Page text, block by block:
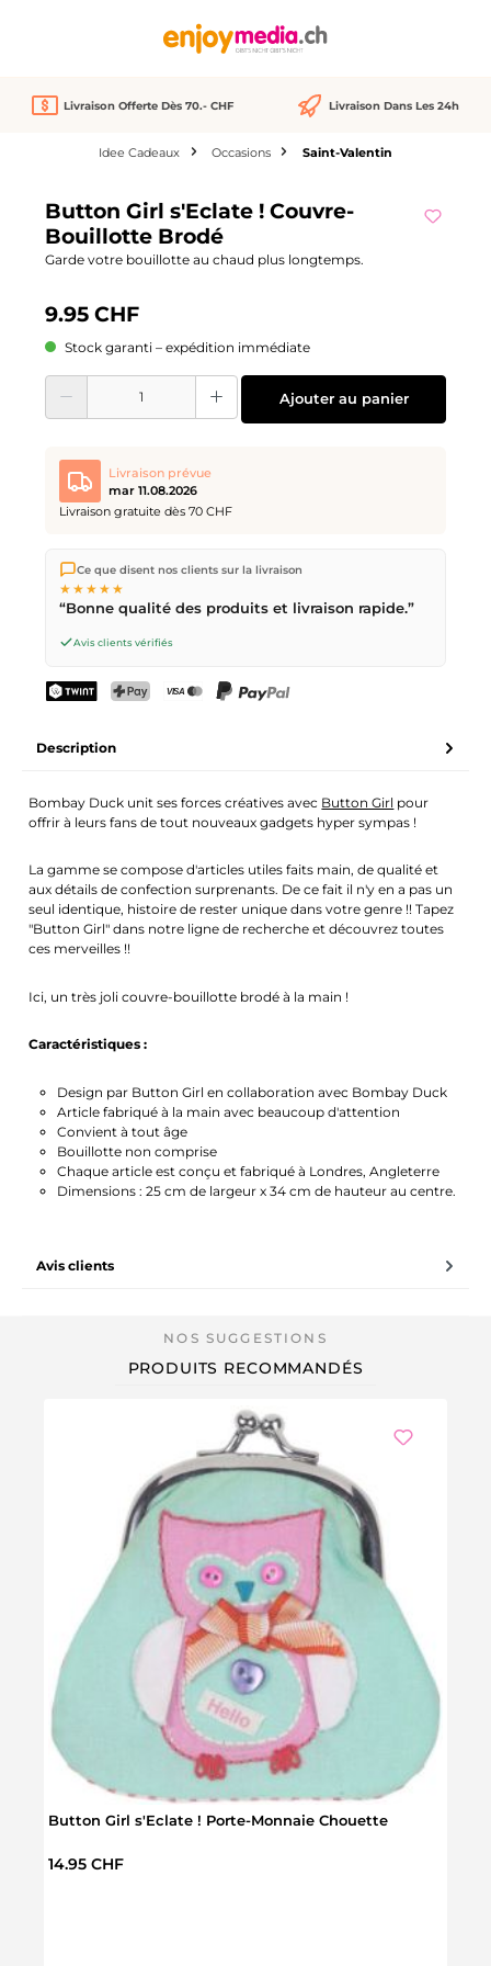
Livraison Offerte Dès 70.- CHF Livraison Dans Les 24h
Idee Cadeaux Occasions Saint-Valentin
Button Girl s'Eclate ! Couvre-
Bouillotte Brodé
Garde votre bouillotte au chaud plus longtemps.
9.95 CHF
Stock garanti – expédition immédiate
Quantité de produit : Entrez la quantité souhaitée ou utilisez les boutons
Ajouter au panier
Livraison prévue
mar 11.08.2026
Livraison gratuite dès 70 CHF
Nous expédions directement depuis notre entrepôt à Kriens,
en Suisse.Livraison gratuitedèsCHF 70
passées avant
livraison leprochain jour ouvrable par la Poste Suisse.
Ce que disent nos clients sur la livraison
★★★★★
“Bonne qualité des produits et livraison rapide.”
Avis clients vérifiés
Description
Bombay Duck unit ses forces créatives avec Button Girl pour
offrir à leurs fans de tout nouveaux gadgets hyper sympas !
La gamme se compose d'articles utiles faits main, de qualité et
aux détails de confection surprenants. De ce fait il n'y en a pas un
seul identique, histoire de rester unique dans votre genre !! Tapez
"Button Girl" dans notre ligne de recherche et découvrez toutes
ces merveilles !!
Ici, un très joli couvre-bouillotte brodé à la main !
Caractéristiques :
Design par Button Girl en collaboration avec Bombay Duck
Article fabriqué à la main avec beaucoup d'attention
Convient à tout âge
Bouillotte non comprise
Chaque article est conçu et fabriqué à Londres, Angleterre
Dimensions : 25 cm de largeur x 34 cm de hauteur au centre.
Avis clients
PRODUITS RECOMMANDÉS
Button Girl s'Eclate ! Porte-Monnaie Chouette
Prix régulier :
14.95 CHF